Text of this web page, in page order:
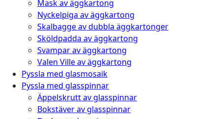
Mask av äggkartong
Nyckelpiga av äggkartong
Skalbagge av dubbla äggkartonger
Sköldpadda av äggkartong
Svampar av äggkartong
Valen Ville av äggkartong
Pyssla med glasmosaik
Pyssla med glasspinnar
Äppelskrutt av glasspinnar
Bokstäver av glasspinnar